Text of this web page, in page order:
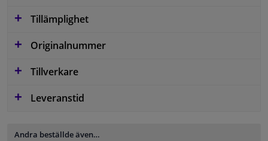
Tillämplighet
Originalnummer
Tillverkare
Leveranstid
Andra beställde även…